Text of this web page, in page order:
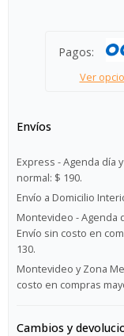
Pagos:
Ver
Envíos
Express - Agenda día
normal: $ 190.
Envío a Domicilio
Montevideo - Agenda
Envío sin costo en
130.
Montevideo y Zona
costo en compras
Cambios y